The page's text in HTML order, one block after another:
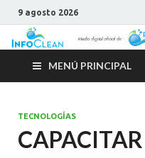
9 agosto 2026
MENÚ PRINCIPAL
TECNOLOGÍAS